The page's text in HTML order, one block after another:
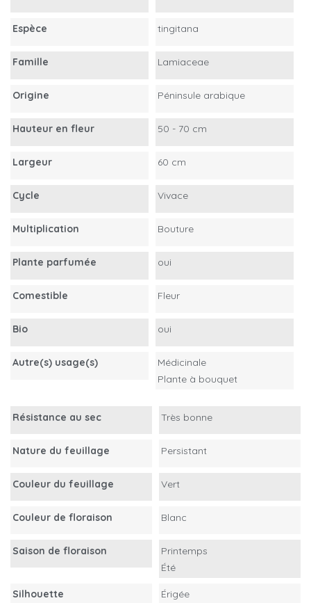
Espèce tingitana
Famille Lamiaceae
Origine Péninsule arabique
Hauteur en fleur 50 - 70 cm
Largeur 60 cm
Cycle Vivace
Multiplication Bouture
Plante parfumée oui
Comestible Fleur
Bio oui
Autre(s) usage(s)
Médicinale
Plante à bouquet
Résistance au sec Très bonne
Nature du feuillage Persistant
Couleur du feuillage Vert
Couleur de floraison Blanc
Saison de floraison
Printemps
Été
Silhouette Érigée